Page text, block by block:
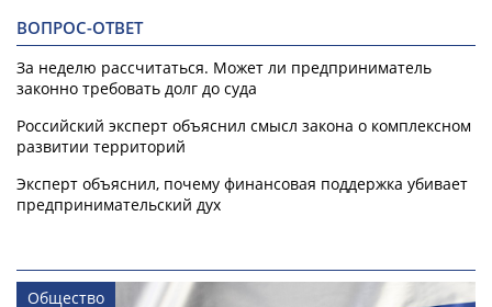
ВОПРОС-ОТВЕТ
За неделю рассчитаться. Может ли предприниматель
законно требовать долг до суда
Российский эксперт объяснил смысл закона о комплексном
развитии территорий
Эксперт объяснил, почему финансовая поддержка убивает
предпринимательский дух
Общество